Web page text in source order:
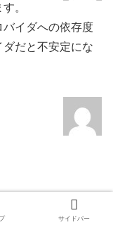
。
バイダへの依存度
だと不安定にな
サイドバー